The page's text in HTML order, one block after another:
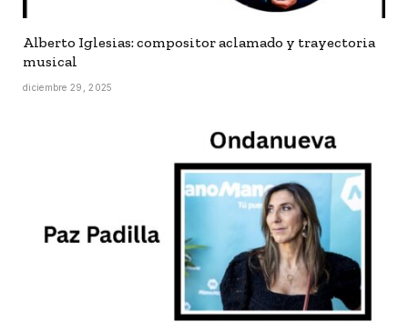
Alberto Iglesias: compositor aclamado y trayectoria
musical
diciembre 29, 2025